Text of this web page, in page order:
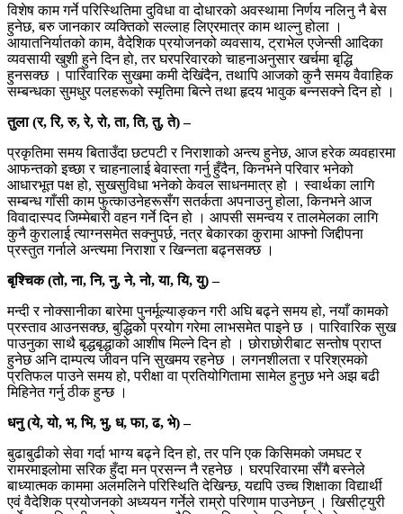
विशेष काम गर्ने परिस्थितिमा दुविधा वा दोधारको अवस्थामा निर्णय नलिनु नै बेस
हुनेछ, बरु जानकार व्यक्तिको सल्लाह लिएरमात्र काम थाल्नु होला ।
आयातनिर्यातको काम, वैदेशिक प्रयोजनको व्यवसाय, ट्राभेल एजेन्सी आदिका
व्यवसायी खुशी हुने दिन हो, तर घरपरिवारको चाहनाअनुसार खर्चमा बृद्धि
हुनसक्छ । पारिवारिक सुखमा कमी देखिंदैन, तथापि आजको कुनै समय वैवाहिक
सम्बन्धका सुमधुर पलहरूको स्मृतिमा बित्ने तथा हृदय भावुक बन्नसक्ने दिन हो ।
तुला (र, रि, रु, रे, रो, ता, ति, तु, ते) –
प्रकृतिमा समय बिताउँदा छटपटी र निराशाको अन्त्य हुनेछ, आज हरेक व्यवहारमा
आफन्तको इच्छा र चाहनालाई बेवास्ता गर्नु हुँदैन, किनभने परिवार भनेको
आधारभूत पक्ष हो, सुखसुविधा भनेको केवल साधनमात्र हो । स्वार्थका लागि
सम्बन्ध गाँसी काम फुत्काउनेहरूसँग सतर्कता अपनाउनु होला, किनभने आज
विवादास्पद जिम्मेबारी वहन गर्ने दिन हो । आपसी समन्वय र तालमेलका लागि
कुनै कुरालाई त्याग्नसमेत सक्नुपर्छ, नत्र बेकारका कुरामा आफ्नो जिद्दीपना
प्रस्तुत गर्नाले अन्त्यमा निराशा र खिन्नता बढ्नसक्छ ।
बृश्चिक (तो, ना, नि, नु, ने, नो, या, यि, यु) –
मन्दी र नोक्सानीका बारेमा पुनर्मूल्याङ्कन गरी अघि बढ्ने समय हो, नयाँ कामको
प्रस्ताव आउनसक्छ, बुद्धिको प्रयोग गरेमा लाभसमेत पाइने छ । पारिवारिक सुख
पाउनुका साथै बृद्धबृद्धाको आशीष मिल्ने दिन हो । छोराछोरीबाट सन्तोष प्राप्त
हुनेछ अनि दाम्पत्य जीवन पनि सुखमय रहनेछ । लगनशीलता र परिश्रमको
प्रतिफल पाउने समय हो, परीक्षा वा प्रतियोगितामा सामेल हुनुछ भने अझ बढी
मिहिनेत गर्नु ठीक हुन्छ ।
धनु (ये, यो, भ, भि, भु, ध, फा, ढ, भे) –
बुढाबुढीको सेवा गर्दा भाग्य बढ्ने दिन हो, तर पनि एक किसिमको जमघट र
रामरमाइलोमा सरिक हुँदा मन प्रसन्न नै रहनेछ । घरपरिवारमा सँगै बस्नेले
बाध्यात्मक काममा अलमलिने परिस्थिति देखिन्छ, यद्यपि उच्च शिक्षाका विद्यार्थी
एवं वैदेशिक प्रयोजनको अध्ययन गर्नेले राम्रो परिणाम पाउनेछन् । खिसीट्युरी